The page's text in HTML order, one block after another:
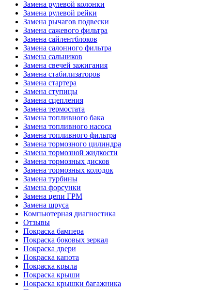
Замена рулевой колонки
Замена рулевой рейки
Замена рычагов подвески
Замена сажевого фильтра
Замена сайлентблоков
Замена салонного фильтра
Замена сальников
Замена свечей зажигания
Замена стабилизаторов
Замена стартера
Замена ступицы
Замена сцепления
Замена термостата
Замена топливного бака
Замена топливного насоса
Замена топливного фильтра
Замена тормозного цилиндра
Замена тормозной жидкости
Замена тормозных дисков
Замена тормозных колодок
Замена турбины
Замена форсунки
Замена цепи ГРМ
Замена шруса
Компьютерная диагностика
Отзывы
Покраска бампера
Покраска боковых зеркал
Покраска двери
Покраска капота
Покраска крыла
Покраска крыши
Покраска крышки багажника